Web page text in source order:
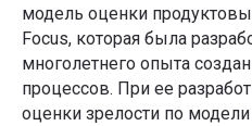
модель оценки
Focus, которая была
многолетнего опыта
процессов. При ее
оценки зрелости по